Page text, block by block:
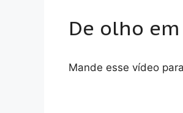
De olho
Mande esse vídeo